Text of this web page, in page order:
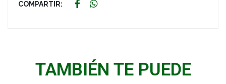
COMPARTIR:
TAMBIÉN TE PUEDE